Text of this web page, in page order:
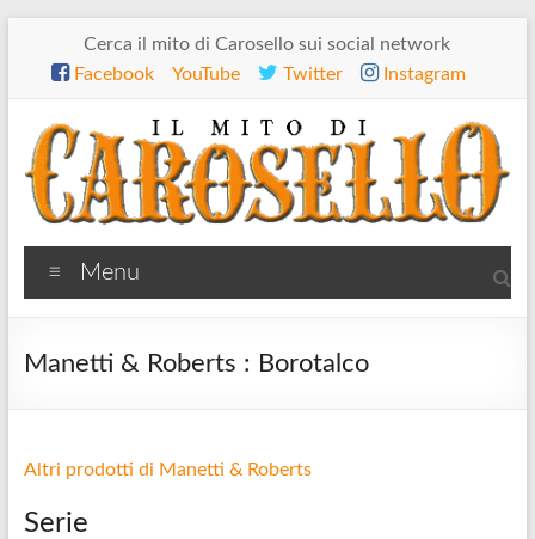
contenuto
Cerca il mito di Carosello sui social network
Facebook
YouTube Twitter Instagram
Il
mito
di
Menu
Manetti & Roberts : Borotalco
Altri prodotti di Manetti & Roberts
Serie